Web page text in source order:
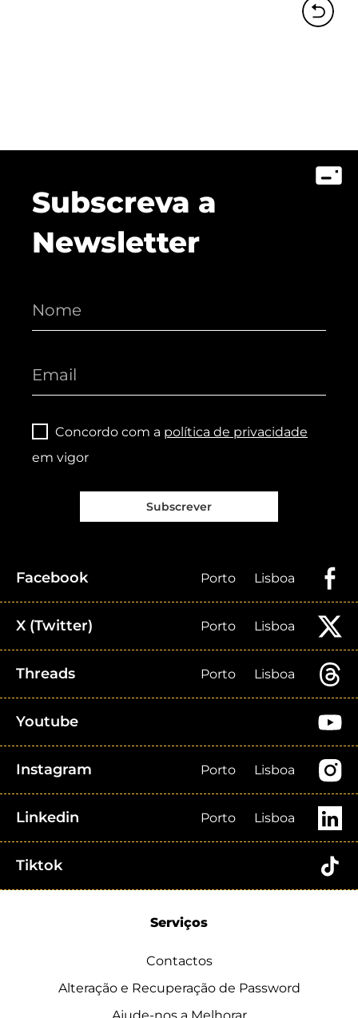
Subscreva a
Newsletter
Concordo com a política de privacidade
em vigor
Subscrever
Facebook Porto Lisboa
X (Twitter) Porto Lisboa
Threads Porto Lisboa
Youtube
Instagram Porto Lisboa
Linkedin Porto Lisboa
Tiktok
Serviços
Contactos
Alteração e Recuperação de Password